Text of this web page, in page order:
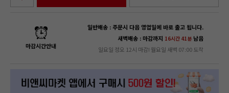
마감시간안내
일반배송 : 주문시 다음 영업일에 바로 출고 됩니다.
새벽배송 : 마감까지 16시간 41분남음
일요일 정오 12시 마감! 월요일 새벽 07:00 도착